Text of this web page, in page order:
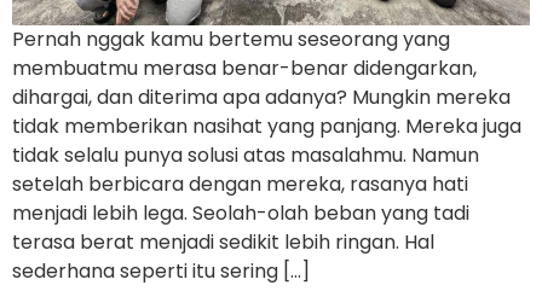
Pernah nggak kamu bertemu seseorang yang
membuatmu merasa benar-benar didengarkan,
dihargai, dan diterima apa adanya? Mungkin mereka
tidak memberikan nasihat yang panjang. Mereka juga
tidak selalu punya solusi atas masalahmu. Namun
setelah berbicara dengan mereka, rasanya hati
menjadi lebih lega. Seolah-olah beban yang tadi
terasa berat menjadi sedikit lebih ringan. Hal
sederhana seperti itu sering […]